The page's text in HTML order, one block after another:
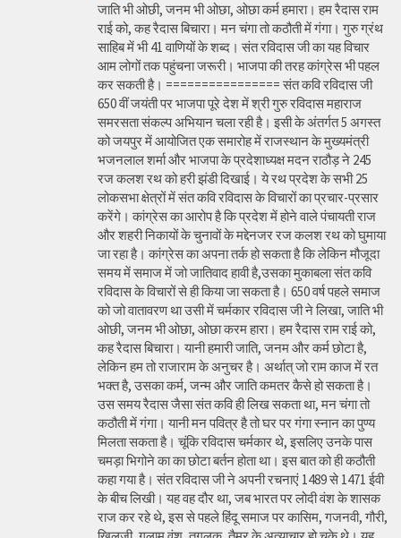
जाति भी ओछी, जनम भी ओछा, ओछा कर्म हमारा। हम रैदास राम
राई को, कह रैदास बिचारा। मन चंगा तो कठौती में गंगा। गुरु ग्रंथ
साहिब में भी 41 वाणियों के शब्द। संत रविदास जी का यह विचार
आम लोगों तक पहुंचना जरूरी। भाजपा की तरह कांग्रेस भी पहल
कर सकती है। ================ संत कवि रविदास जी
650 वीं जयंती पर भाजपा पूरे देश में श्री गुरु रविदास महाराज
समरसता संकल्प अभियान चला रही है। इसी के अंतर्गत 5 अगस्त
को जयपुर में आयोजित एक समारोह में राजस्थान के मुख्यमंत्री
भजनलाल शर्मा और भाजपा के प्रदेशाध्यक्ष मदन राठौड़ ने 245
रज कलश रथ को हरी झंडी दिखाई। ये रथ प्रदेश के सभी 25
लोकसभा क्षेत्रों में संत कवि रविदास के विचारों का प्रचार-प्रसार
करेंगे। कांग्रेस का आरोप है कि प्रदेश में होने वाले पंचायती राज
और शहरी निकायों के चुनावों के मद्देनजर रज कलश रथ को घुमाया
जा रहा है। कांग्रेस का अपना तर्क हो सकता है कि लेकिन मौजूदा
समय में समाज में जो जातिवाद हावी है,उसका मुकाबला संत कवि
रविदास के विचारों से ही किया जा सकता है। 650 वर्ष पहले समाज
को जो वातावरण था उसी में चर्मकार रविदास जी ने लिखा, जाति भी
ओछी, जनम भी ओछा, ओछा करम हारा। हम रैदास राम राई को,
कह रैदास बिचारा। यानी हमारी जाति, जनम और कर्म छोटा है,
लेकिन हम तो राजाराम के अनुचर है। अर्थात् जो राम काज में रत
भक्त है, उसका कर्म, जन्म और जाति कमतर कैसे हो सकता है।
उस समय रैदास जैसा संत कवि ही लिख सकता था, मन चंगा तो
कठौती में गंगा। यानी मन पवित्र है तो घर पर गंगा स्नान का पुण्य
मिलता सकता है। चूंकि रविदास चर्मकार थे, इसलिए उनके पास
चमड़ा भिगोने का का छोटा बर्तन होता था। इस बात को ही कठौती
कहा गया है। संत रविदास जी ने अपनी रचनाएं 1489 से 1471 ईवी
के बीच लिखी। यह वह दौर था, जब भारत पर लोदी वंश के शासक
राज कर रहे थे, इस से पहले हिंदू समाज पर कासिम, गजनवी, गौरी,